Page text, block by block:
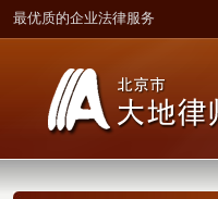
最优质的企业法律服务